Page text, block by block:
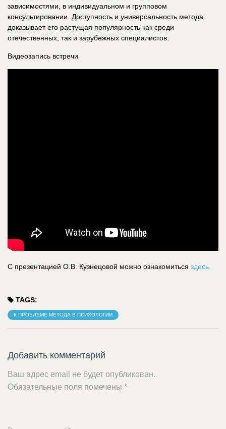
зависимостями, в индивидуальном и групповом
консультировании. Доступность и универсальность метода
доказывает его растущая популярность как среди
отечественных, так и зарубежных специалистов.
Видеозапись встречи
С презентацией О.В. Кузнецовой можно ознакомиться здесь.
TAGS:
К ПРОБЛЕМЕ МЕТОДА В ПСИХОЛОГИИ
Добавить комментарий
Ваш адрес email не будет опубликован.
Обязательные поля помечены *